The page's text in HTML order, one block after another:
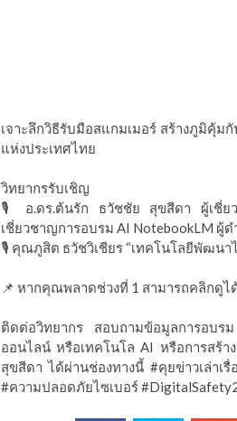
เจาะลึกวิธีรับมือสแกมเมอร์ สร้างภูมิคุ้ม
แห่งประเทศไทย
วิทยากรรับเชิญ
🎙️ อ.ดร.ต้นรัก ธวัชชัย สุขสีดา ผู้เชี่ยว
เชี่ยวชาญการอบรม AI NotebookLM ผู้ด
🎙️ คุณภูสิต ธวัชวิเชียร “เทคโนโลยีพัฒน
📌 หากคุณพลาดช่วงที่ 1 สามารถคลิกดูไ
ติดต่อวิทยากร สอบถามข้อมูลการอบร
ออนไลน์ หรือเทคโนโล AI หรือการสร้
สุขสีดา ได้ผ่านช่องทางนี้ #คุยข่าวเล่า
#ความปลอดภัยไซเบอร์